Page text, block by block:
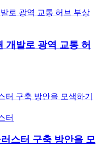
발로 광역 교통 허
터
스터 구축 방안을 모